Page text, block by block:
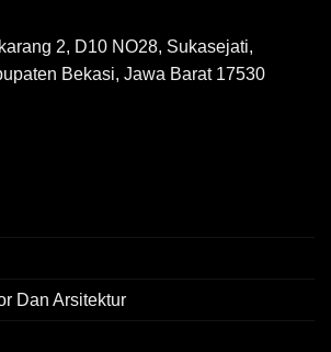
2, D10 NO28, Sukasejati,
Bekasi, Jawa Barat 17530
Dan Arsitektur